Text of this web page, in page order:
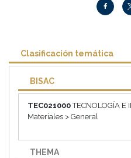
Clasificación temática
BISAC
TEC021000TECNOLOGÍA E
Materiales > General
THEMA